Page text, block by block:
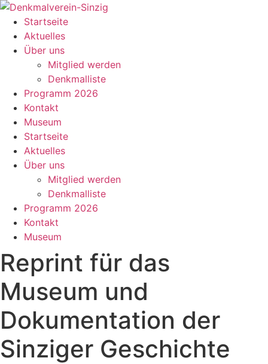
Zum
Inhalt
springen
Startseite
Aktuelles
Über uns
Mitglied werden
Denkmalliste
Programm 2026
Kontakt
Museum
Startseite
Aktuelles
Über uns
Mitglied werden
Denkmalliste
Programm 2026
Kontakt
Museum
Reprint für das
Museum und
Dokumentation der
Sinziger Geschichte